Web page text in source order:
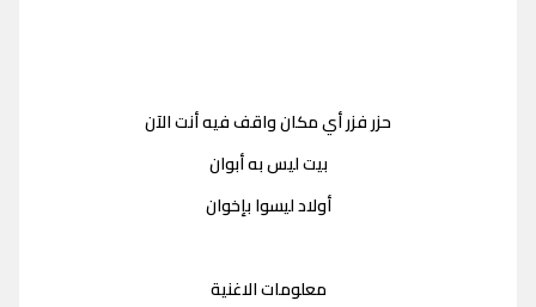
حزر فزر أي مكان واقف فيه أنت الآن
بيت ليس به أبوان
أولاد ليسوا بإخوان
معلومات الاغنية